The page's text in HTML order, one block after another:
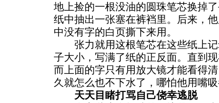
地上捡的一根没油的圆珠笔芯换掉
纸中抽出一张塞在裤裆里。后来，
中没有字的白页撕下来用。
张力就用这根笔芯在这些纸上记
子大小，写满了纸的正反面。直到
而上面的字只有用放大镜才能看得
久就怎么也不下水了，哪怕他用嘴
天天目睹打骂自己侥幸逃脱